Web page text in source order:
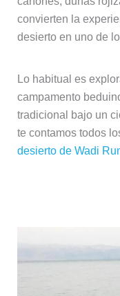
convierten la
desierto en uno de
Lo habitual es
campamento
tradicional bajo un
te contamos todos
desierto de Wadi